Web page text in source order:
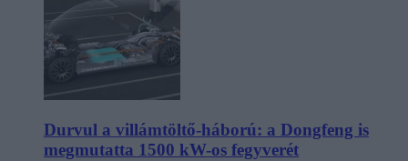
Durvul a villámtöltő-háború: a Dongfeng is
megmutatta 1500 kW-os fegyverét